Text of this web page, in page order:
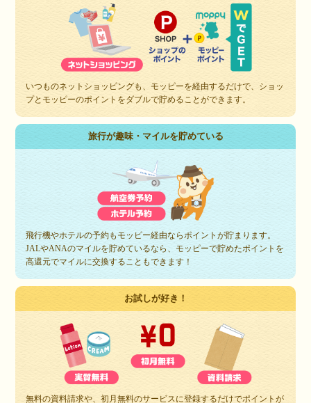
いつものネットショッピングも、モッピーを経由するだけで、ショッ
プとモッピーのポイントをダブルで貯めることができます。
旅行が趣味・マイルを貯めている
飛行機やホテルの予約もモッピー経由ならポイントが貯まります。
JALやANAのマイルを貯めているなら、モッピーで貯めたポイントを
高還元でマイルに交換することもできます！
お試しが好き！
無料の資料請求や、初月無料のサービスに登録するだけでポイントが